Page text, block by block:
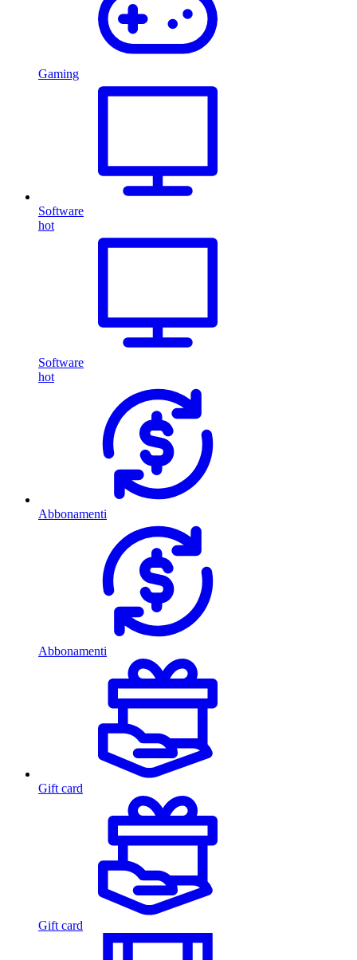
Gaming
Software
hot
Software
hot
Abbonamenti
Abbonamenti
Gift card
Gift card